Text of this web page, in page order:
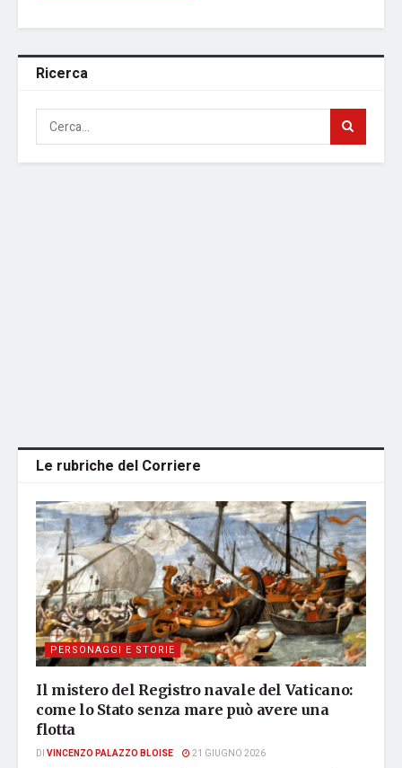
Ricerca
Le rubriche del Corriere
PERSONAGGI E STORIE
Il mistero del Registro navale del Vaticano:
come lo Stato senza mare può avere una
flotta
DI VINCENZO PALAZZO BLOISE 21 GIUGNO 2026